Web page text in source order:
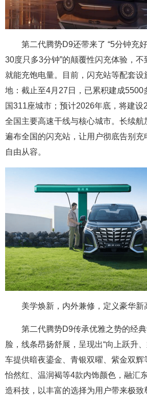
第二代腾势D9还带来了 “5分钟充
30度只多3分钟”的颠覆性闪充体验，不
就能充饱电量。目前，闪充站等配套设
地：截止至4月27日，已累积建成5500
国311座城市；预计2026年底，将建设
全国主要高速干线与核心城市。长续航
遍布全国的闪充站，让用户彻底告别充
自由从容。
美学焕新，内外兼修，定义豪华新
第二代腾势D9传承优雅之势的经典
脸，线条昂扬舒展，呈现出“向上跃升
车提供暗夜鎏金、青银双曜、紫金双辉
怡然红、温润褐等4款内饰颜色，融汇
造科技，以丰富的选择为用户带来极致